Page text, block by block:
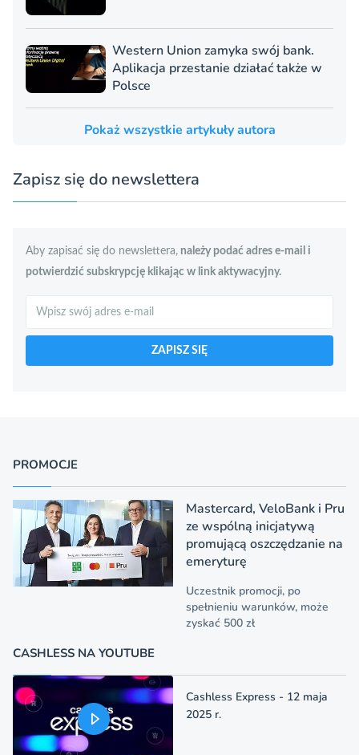
Western Union zamyka swój bank.
Aplikacja przestanie działać także w
Polsce
Pokaż wszystkie artykuły autora
Zapisz się do newslettera
Aby zapisać się do newslettera, należy podać adres e-mail i
potwierdzić subskrypcję klikając w link aktywacyjny.
ZAPISZ SIĘ
PROMOCJE
Mastercard, VeloBank i Pru
ze wspólną inicjatywą
promującą oszczędzanie na
emeryturę
Uczestnik promocji, po
spełnieniu warunków, może
zyskać 500 zł
CASHLESS NA YOUTUBE
Cashless Express - 12 maja
2025 r.